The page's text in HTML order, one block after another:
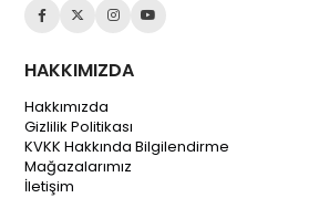
HAKKIMIZDA
Hakkımızda
Gizlilik Politikası
KVKK Hakkında Bilgilendirme
Mağazalarımız
İletişim